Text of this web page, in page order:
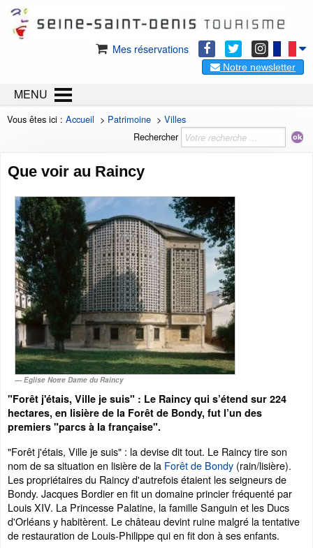
Mes réservations
Notre newsletter
MENU
Vous êtes ici : Accueil > Patrimoine > Villes
Rechercher
Que voir au Raincy
Eglise Notre Dame du Raincy
"Forêt j'étais, Ville je suis" : Le Raincy qui s’étend sur 224
hectares, en lisière de la Forêt de Bondy, fut l’un des
premiers "parcs à la française".
"Forêt j'étais, Ville je suis" : la devise dit tout. Le Raincy tire son
nom de sa situation en lisière de la Forêt de Bondy (rain/lisière).
Les propriétaires du Raincy d'autrefois étaient les seigneurs de
Bondy. Jacques Bordier en fit un domaine princier fréquenté par
Louis XIV. La Princesse Palatine, la famille Sanguin et les Ducs
d'Orléans y habitèrent. Le château devint ruine malgré la tentative
de restauration de Louis-Philippe qui en fit don à ses enfants.